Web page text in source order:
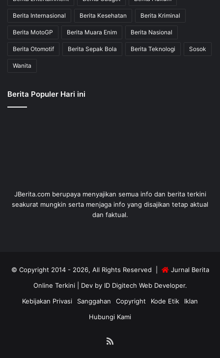
Berita Internasional Berita Kesehatan Berita Kriminal
Berita MotoGP Berita Muara Enim Berita Nasional
Berita Otomotif Berita Sepak Bola Berita Teknologi Sosok
Wanita
Berita Populer Hari ini
JBerita.com berupaya menyajikan semua info dan berita terkini
seakurat mungkin serta menjaga info yang disajikan tetap aktual
dan faktual.
© Copyright 2014 - 2026, All Rights Reserved |
Jurnal Berita
Online Terkini| Dev by ID Digitech Web Developer.
Kebijakan Privasi
Sanggahan Copyright Kode Etik
Iklan
Hubungi Kami
RSS